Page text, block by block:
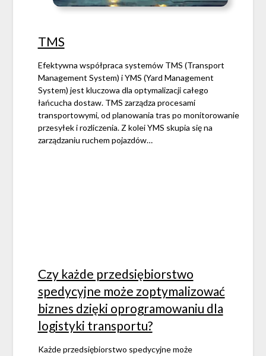
TMS
Efektywna współpraca systemów TMS (Transport
Management System) i YMS (Yard Management
System) jest kluczowa dla optymalizacji całego
łańcucha dostaw. TMS zarządza procesami
transportowymi, od planowania tras po monitorowanie
przesyłek i rozliczenia. Z kolei YMS skupia się na
zarządzaniu ruchem pojazdów…
Czy każde przedsiębiorstwo
spedycyjne może zoptymalizować
biznes dzięki oprogramowaniu dla
logistyki transportu?
Każde przedsiębiorstwo spedycyjne może